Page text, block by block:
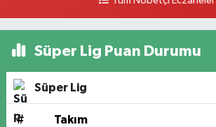
Süper Lig Puan Durumu
Süper Lig
# Takım